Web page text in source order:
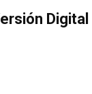
Digital